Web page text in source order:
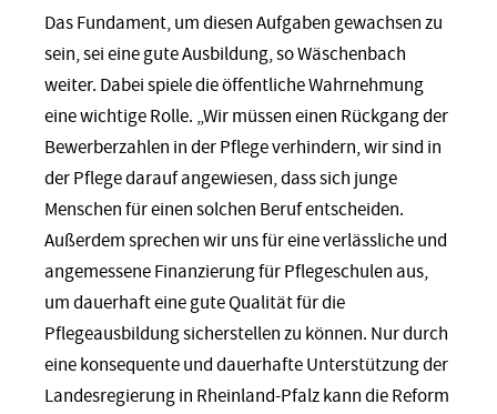
Das Fundament, um diesen Aufgaben gewachsen zu
sein, sei eine gute Ausbildung, so Wäschenbach
weiter. Dabei spiele die öffentliche Wahrnehmung
eine wichtige Rolle. „Wir müssen einen Rückgang der
Bewerberzahlen in der Pflege verhindern, wir sind in
der Pflege darauf angewiesen, dass sich junge
Menschen für einen solchen Beruf entscheiden.
Außerdem sprechen wir uns für eine verlässliche und
angemessene Finanzierung für Pflegeschulen aus,
um dauerhaft eine gute Qualität für die
Pflegeausbildung sicherstellen zu können. Nur durch
eine konsequente und dauerhafte Unterstützung der
Landesregierung in Rheinland-Pfalz kann die Reform